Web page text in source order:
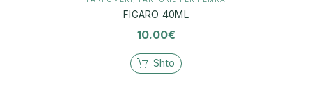
FIGARO 40ML
10.00€
Shto